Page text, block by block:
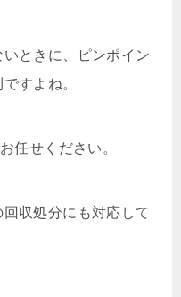
ときに、ピンポイン
すよね。
任せください。
収処分にも対応して